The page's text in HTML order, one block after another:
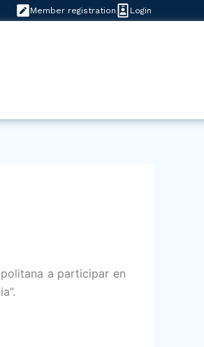
Login
Member registration
a participar en